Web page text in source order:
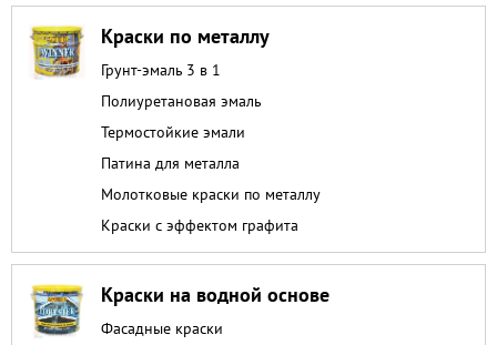
Краски по металлу
Грунт-эмаль 3 в 1
Полиуретановая эмаль
Термостойкие эмали
Патина для металла
Молотковые краски по металлу
Краски с эффектом графита
Краски на водной основе
Фасадные краски